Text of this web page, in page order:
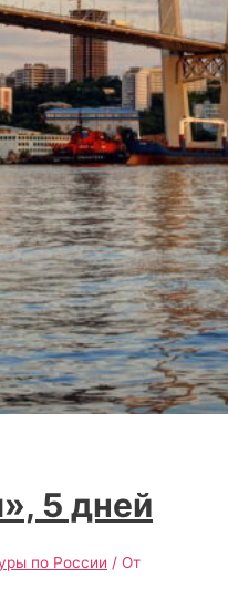
5 дней
по России / От